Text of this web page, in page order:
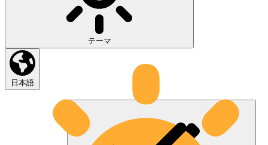
テーマ
日本語